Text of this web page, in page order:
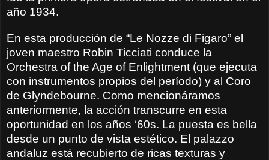
año 1934.
En esta producción de “Le Nozze di Figaro” el
joven maestro Robin Ticciati conduce la
Orchestra of the Age of Enlightment (que ejecuta
con instrumentos propios del período) y al Coro
de Glyndebourne. Como mencionáramos
anteriormente, la acción transcurre en esta
oportunidad en los años ‘60s. La puesta es bella
desde un punto de vista estético. El palazzo
andaluz está recubierto de ricas texturas y